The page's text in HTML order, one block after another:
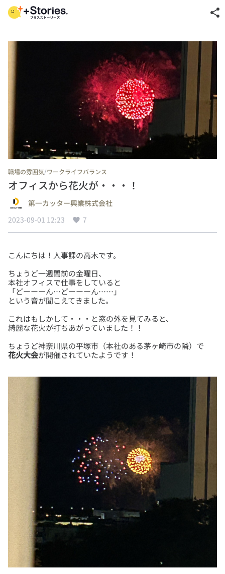
share
職場の雰囲気/ワークライフバランス
オフィスから花火が・・・！
第一カッター興業株式会社
2023-09-01 12:23
7
ちょうど一週間前の金曜日、
本社オフィスで仕事をしていると
「どーーーん…どーーーん……」
これはもしかして・・・と窓の外を見てみると、
花火大会が開催されていたようです！